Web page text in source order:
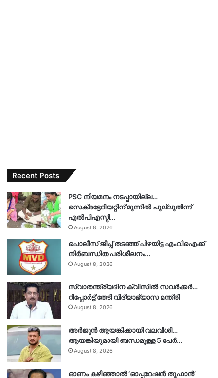
Recent Posts
PSC നിയമനം നടപ്പായില്ല…
സെക്രട്ടേറിയറ്റിന് മുന്നിൽ പുല്ലുതിന്ന്
എൽപിഎസ്ടി…
August 8, 2026
പൊലീസ് ജീപ്പ് തടഞ്ഞ് പിഴയിട്ട എംവിഐക്ക്
നിർബന്ധിത പരിശീലനം…
August 8, 2026
സ്വാതന്ത്ര്യദിന ക്വിസിൽ സവർക്കർ…
റിപ്പോർട്ട് തേടി വിദ്യാഭ്യാസ മന്ത്രി
August 8, 2026
അർജുൻ ആയങ്കിക്കായി വലവീശി…
ആയങ്കിയുമായി ബന്ധമുള്ള 5 പേർ…
August 8, 2026
ഓണം കഴിഞ്ഞാൽ ‘ഓപ്പറേഷൻ തൂഫാൻ’